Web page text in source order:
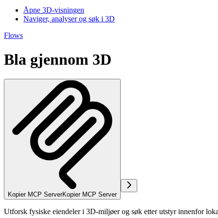
Åpne 3D-visningen
Naviger, analyser og søk i 3D
Flows
Bla gjennom 3D
Kopier MCP ServerKopier MCP Server
Utforsk fysiske eiendeler i 3D-miljøer og søk etter utstyr innenfor